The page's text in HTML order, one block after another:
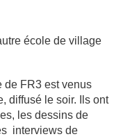
école de village
de FR3 est venus
diffusé le soir. Ils ont
les dessins de
interviews de